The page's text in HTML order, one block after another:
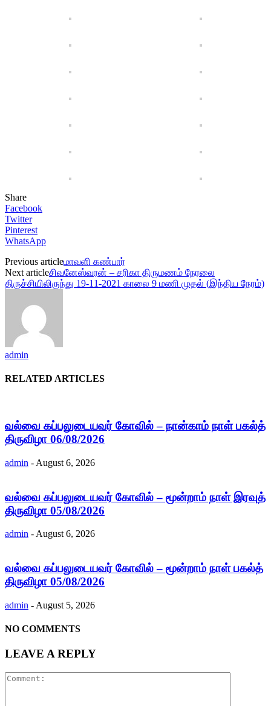
Share
Facebook
Twitter
Pinterest
WhatsApp
Previous articleமாவளி கண்பார்
Next articleசிவனேஸ்வரன் – சரிகா திருமணம் நேரலை
திருச்சியிலிருந்து 19-11-2021 காலை 9 மணி முதல் (இந்திய நேரம்)
admin
RELATED ARTICLES
வல்வை கப்பலுடையவர் கோவில் – நான்காம் நாள் பகல்த்
திருவிழா 06/08/2026
admin - August 6, 2026
வல்வை கப்பலுடையவர் கோவில் – மூன்றாம் நாள் இரவுத்
திருவிழா 05/08/2026
admin - August 6, 2026
வல்வை கப்பலுடையவர் கோவில் – மூன்றாம் நாள் பகல்த்
திருவிழா 05/08/2026
admin - August 5, 2026
NO COMMENTS
LEAVE A REPLY